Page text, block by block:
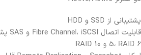
پشتیبانی از SSD و HDD
قابلیت اتصال Fibre Channel، iSCSI و SAS
5، RAID 6 و RAID 10